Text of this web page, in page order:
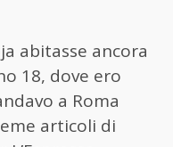
abitasse ancora
18, dove ero
a Roma
articoli di